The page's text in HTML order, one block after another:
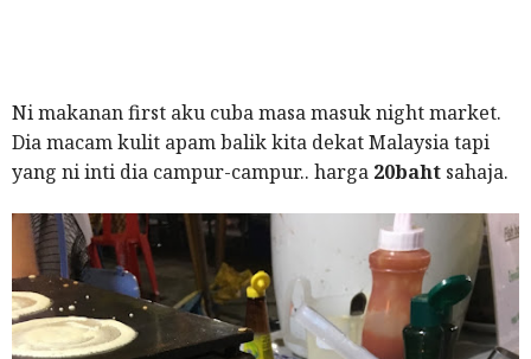
Ni makanan first aku cuba masa masuk night market.
Dia macam kulit apam balik kita dekat Malaysia tapi
yang ni inti dia campur-campur.. harga 20baht sahaja.